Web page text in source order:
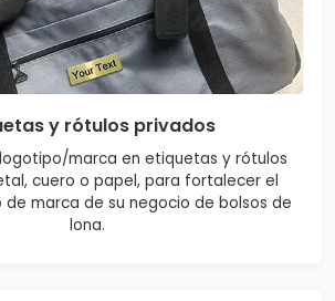
y rótulos privados
marca en etiquetas y rótulos
cuero o papel, para fortalecer el
marca de su negocio de bolsos de
lona.